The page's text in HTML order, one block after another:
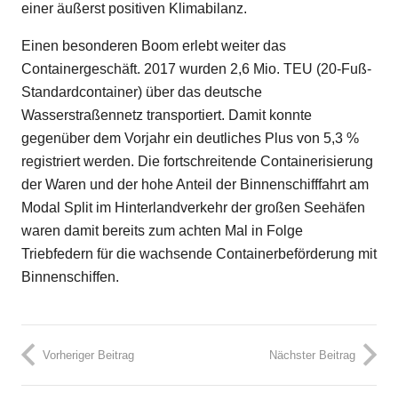
einer äußerst positiven Klimabilanz.
Einen besonderen Boom erlebt weiter das
Containergeschäft. 2017 wurden 2,6 Mio. TEU (20-Fuß-
Standardcontainer) über das deutsche
Wasserstraßennetz transportiert. Damit konnte
gegenüber dem Vorjahr ein deutliches Plus von 5,3 %
registriert werden. Die fortschreitende Containerisierung
der Waren und der hohe Anteil der Binnenschifffahrt am
Modal Split im Hinterlandverkehr der großen Seehäfen
waren damit bereits zum achten Mal in Folge
Triebfedern für die wachsende Containerbeförderung mit
Binnenschiffen.
Vorheriger Beitrag Nächster Beitrag